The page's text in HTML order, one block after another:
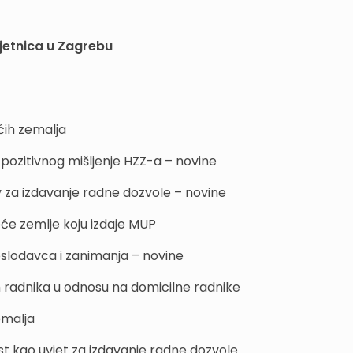
u Zagrebu
zemalja
mišljenje HZZ-a – novine
izdavanje radne dozvole – novine
zemlje koju izdaje MUP
i zanimanja – novine
u odnosu na domicilne radnike